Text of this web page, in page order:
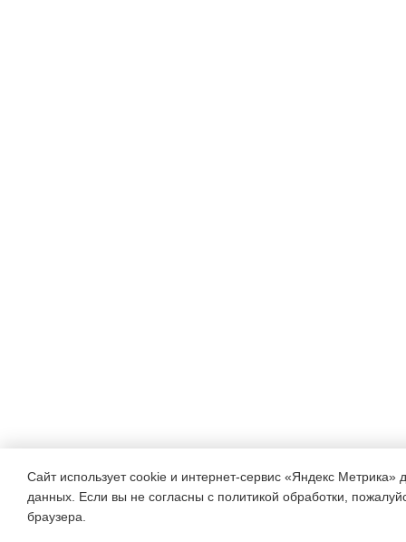
Сайт использует cookie и интернет-сервис «Яндекс Метрика»
данных. Если вы не согласны с политикой обработки,
браузера.